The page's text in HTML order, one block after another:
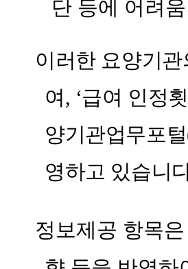
단 등에 어려
이러한 요양기
여 , ‘급여 인정
양기관업무포털
영하고 있습니
정보제공 항목